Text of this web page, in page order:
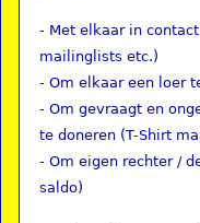
- Met elkaar in
mailinglists etc.)
- Om elkaar een loer
- Om gevraagt en
te doneren (T-Shirt
- Om eigen rechter /
saldo)